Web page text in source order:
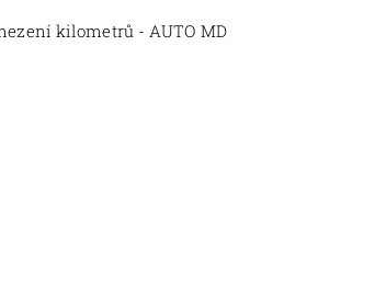
kilometrů - AUTO MD